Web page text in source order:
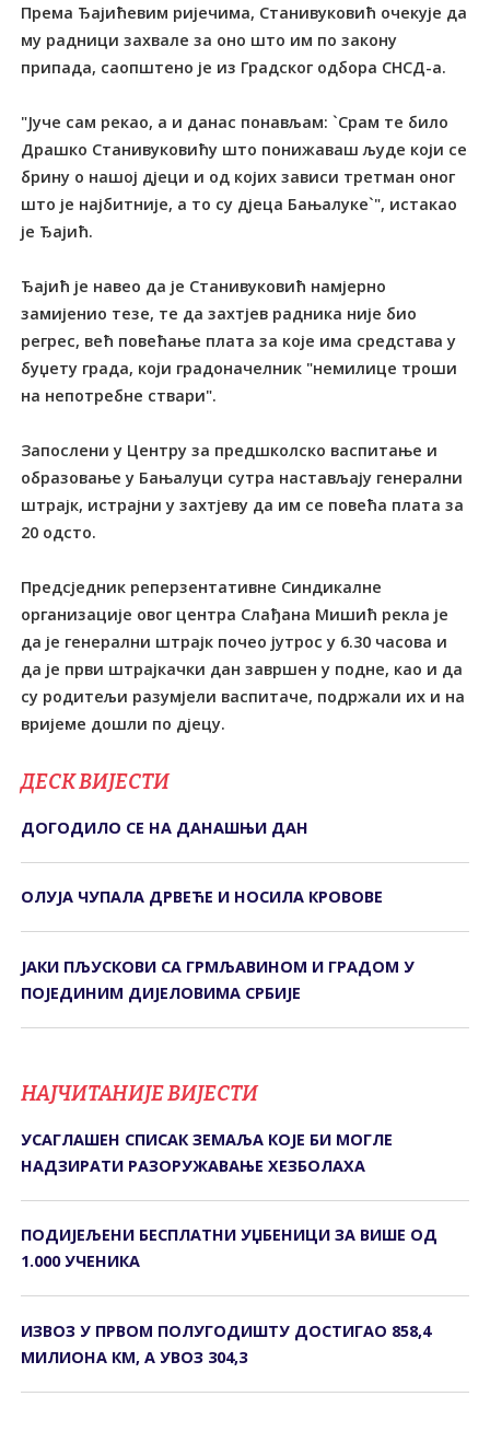
Према Ђајићевим ријечима, Станивуковић очекује да
му радници захвале за оно што им по закону
припада, саопштено је из Градског одбора СНСД-а.
"Јуче сам рекао, а и данас понављам: `Срам те било
Драшко Станивуковићу што понижаваш људе који се
брину о нашој дјеци и од којих зависи третман оног
што је најбитније, а то су дјеца Бањалуке`", истакао
је Ђајић.
Ђајић је навео да је Станивуковић намјерно
замијенио тезе, те да захтјев радника није био
регрес, већ повећање плата за које има средстава у
буџету града, који градоначелник "немилице троши
на непотребне ствари".
Запослени у Центру за предшколско васпитање и
образовање у Бањалуци сутра настављају генерални
штрајк, истрајни у захтјеву да им се повећа плата за
20 одсто.
Предсједник реперзентативне Синдикалне
организације овог центра Слађана Мишић рекла је
да је генерални штрајк почео јутрос у 6.30 часова и
да је први штрајкачки дан завршен у подне, као и да
су родитељи разумјели васпитаче, подржали их и на
вријеме дошли по дјецу.
ДЕСК ВИЈЕСТИ
ДОГОДИЛО СЕ НА ДАНАШЊИ ДАН
ОЛУЈА ЧУПАЛА ДРВЕЋЕ И НОСИЛА КРОВОВЕ
ЈАКИ ПЉУСКОВИ СА ГРМЉАВИНОМ И ГРАДОМ У
ПОЈЕДИНИМ ДИЈЕЛОВИМА СРБИЈЕ
НАЈЧИТАНИЈЕ ВИЈЕСТИ
УСАГЛАШЕН СПИСАК ЗЕМАЉА КОЈЕ БИ МОГЛЕ
НАДЗИРАТИ РАЗОРУЖАВАЊЕ ХЕЗБОЛАХА
ПОДИЈЕЉЕНИ БЕСПЛАТНИ УЏБЕНИЦИ ЗА ВИШЕ ОД
1.000 УЧЕНИКА
ИЗВОЗ У ПРВОМ ПОЛУГОДИШТУ ДОСТИГАО 858,4
МИЛИОНА КМ, А УВОЗ 304,3